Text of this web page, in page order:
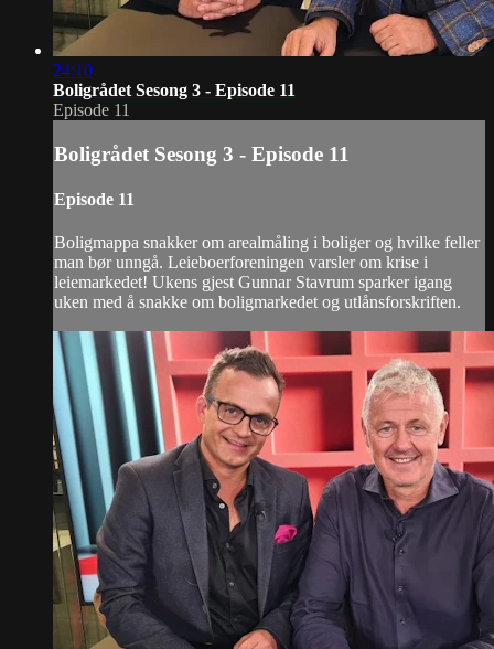
24:10
Boligrådet Sesong 3 - Episode 11
Episode 11
Boligrådet Sesong 3 - Episode 11
Episode 11
Boligmappa snakker om arealmåling i boliger og hvilke feller
man bør unngå. Leieboerforeningen varsler om krise i
leiemarkedet! Ukens gjest Gunnar Stavrum sparker igang
uken med å snakke om boligmarkedet og utlånsforskriften.